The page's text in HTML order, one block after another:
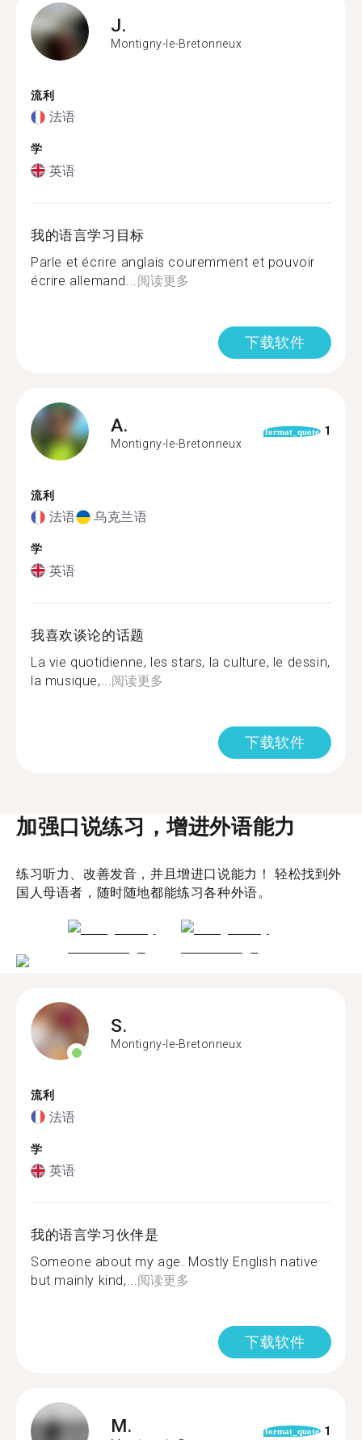
J.
Montigny-le-Bretonneux
流利
法语
学
英语
我的语言学习目标
Parle et écrire anglais couremment et pouvoir
écrire allemand... 阅读更多
下载软件
A.
Montigny-le-Bretonneux
format_quote 1
流利
法语 乌克兰语
学
英语
我喜欢谈论的话题
La vie quotidienne, les stars, la culture, le dessin,
la musique,... 阅读更多
下载软件
加强口说练习，增进外语能力
练习听力、改善发音，并且增进口说能力！ 轻松找到外
国人母语者，随时随地都能练习各种外语。
S.
Montigny-le-Bretonneux
流利
法语
学
英语
我的语言学习伙伴是
Someone about my age. Mostly English native
but mainly kind,...阅读更多
下载软件
M. format_quote 1